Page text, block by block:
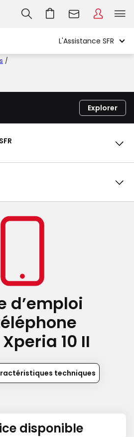
Explorer
d’emploi
Xperia 10 II
techniques
disponible